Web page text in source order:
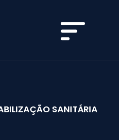
SANITÁRIA